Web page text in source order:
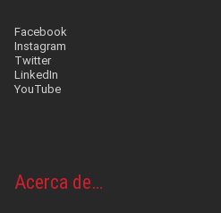
Facebook
Instagram
Twitter
LinkedIn
YouTube
Acerca de…